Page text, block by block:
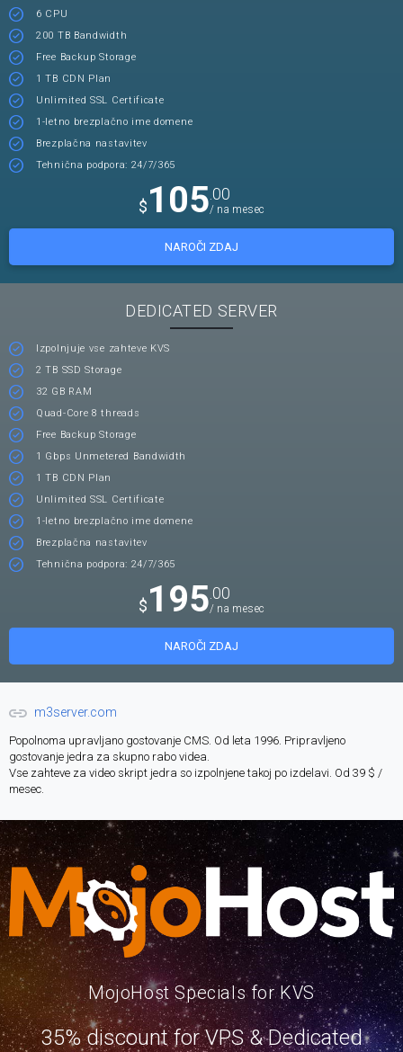
6 CPU
200 TB Bandwidth
Free Backup Storage
1 TB CDN Plan
Unlimited SSL Certificate
1-letno brezplačno ime domene
Brezplačna nastavitev
Tehnična podpora: 24/7/365
$105.00
/ na mesec
NAROČI ZDAJ
DEDICATED SERVER
Izpolnjuje vse zahteve KVS
2 TB SSD Storage
32 GB RAM
Quad-Core 8 threads
Free Backup Storage
1 Gbps Unmetered Bandwidth
1 TB CDN Plan
Unlimited SSL Certificate
1-letno brezplačno ime domene
Brezplačna nastavitev
Tehnična podpora: 24/7/365
$195.00
/ na mesec
NAROČI ZDAJ
m3server.com
Popolnoma upravljano gostovanje CMS. Od leta 1996. Pripravljeno
gostovanje jedra za skupno rabo videa.
Vse zahteve za video skript jedra so izpolnjene takoj po izdelavi. Od 39 $ /
mesec.
MojoHost Specials for KVS
35% discount for VPS & Dedicated